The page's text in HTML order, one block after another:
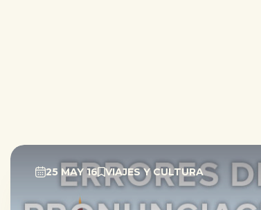
25 MAY 16 VIAJES Y CULTURA